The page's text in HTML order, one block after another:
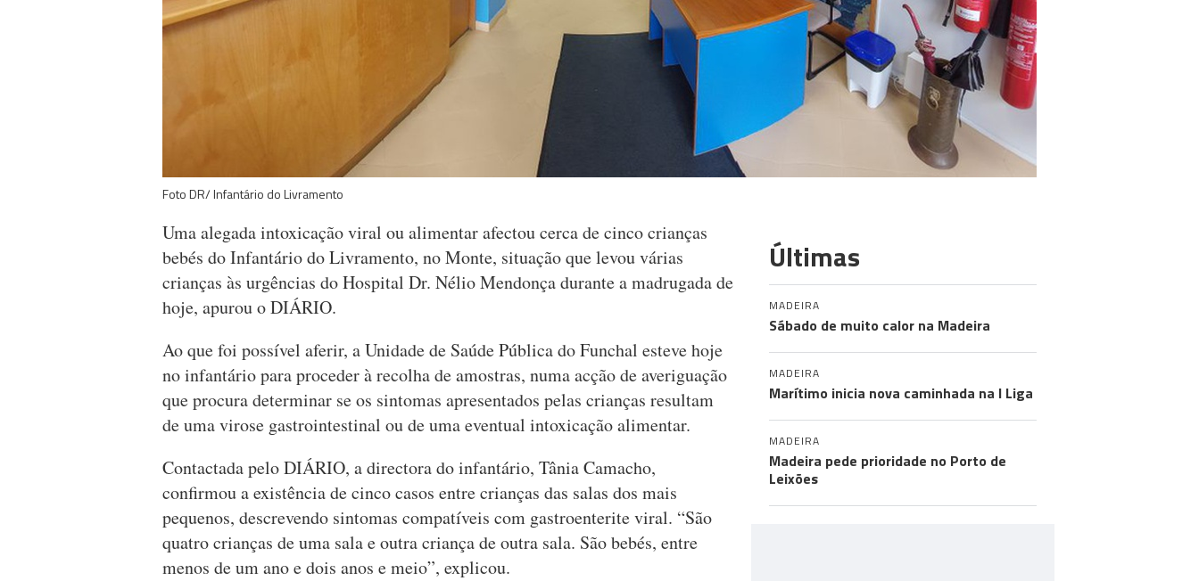
Foto DR/ Infantário do Livramento
Uma alegada intoxicação viral ou alimentar afectou cerca de cinco crianças
bebés do Infantário do Livramento, no Monte, situação que levou várias
crianças às urgências do Hospital Dr. Nélio Mendonça durante a madrugada de
hoje, apurou o DIÁRIO.
Ao que foi possível aferir, a Unidade de Saúde Pública do Funchal esteve hoje
no infantário para proceder à recolha de amostras, numa acção de averiguação
que procura determinar se os sintomas apresentados pelas crianças resultam
de uma virose gastrointestinal ou de uma eventual intoxicação alimentar.
Contactada pelo DIÁRIO, a directora do infantário, Tânia Camacho,
confirmou a existência de cinco casos entre crianças das salas dos mais
pequenos, descrevendo sintomas compatíveis com gastroenterite viral. “São
quatro crianças de uma sala e outra criança de outra sala. São bebés, entre
menos de um ano e dois anos e meio”, explicou.
Últimas
MADEIRA
Sábado de muito calor na Madeira
MADEIRA
Marítimo inicia nova caminhada na I Liga
MADEIRA
Madeira pede prioridade no Porto de
Leixões